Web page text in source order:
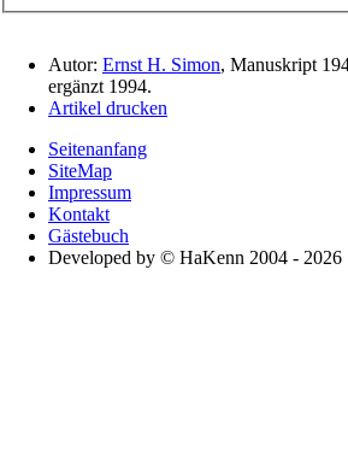
Autor: Ernst H. Simon, Manuskript
ergänzt 1994.
Artikel drucken
Seitenanfang
SiteMap
Impressum
Kontakt
Gästebuch
Developed by © HaKenn 2004 - 2026